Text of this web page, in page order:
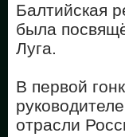
Балтийская
была
Луга.
В первой
отрасли